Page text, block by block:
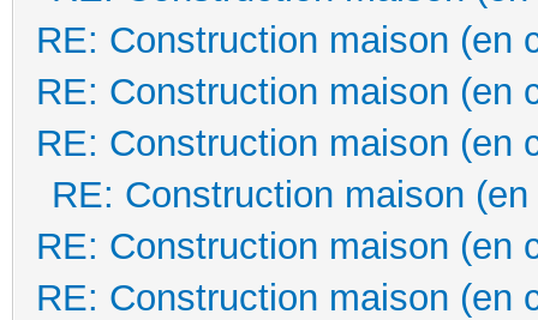
RE: Construction maison (en
RE: Construction maison (en
RE: Construction maison (en
RE: Construction maison
RE: Construction maison (en
RE: Construction maison (en